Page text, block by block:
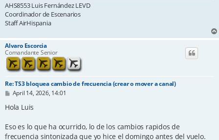
AHS8553 Luis Fernández LEVD
Coordinador de Escenarios
Staff AirHispania
Alvaro Escorcia
Comandante Senior
Re: TS3 bloquea cambio de frecuencia (crear o mover a canal)
P
s
April 14, 2026, 14:01
Hola Luis
Eso es lo que ha ocurrido, lo de los cambios rapidos de
frecuencia sintonizada que yo hice el domingo antes del vuelo.